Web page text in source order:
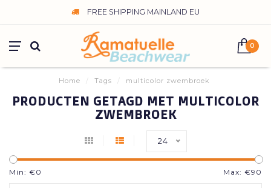
FREE SHIPPING MAINLAND EU
0
Home / Tags / multicolor zwembroek
PRODUCTEN GETAGD MET MULTICOLOR
ZWEMBROEK
24
Min: €0 Max: €90